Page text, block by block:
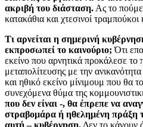
ακριβή του διάσταση. Ας το
κατακάθια και χτεσινοί τραμπούκοι
Τι αρνείται η σημερινή
εκπροσωπεί το καινούριο; Ότι
εκείνο που αρνητικά προκάλεσε το
μεταπολίτευσης με την
και ηθικό εκείνο μίνιμουμ που θα
συνεχόμενα θύμα της
που δεν είναι -, θα έπρεπε να
στραβομάρα ή ηθελημένη πράξη